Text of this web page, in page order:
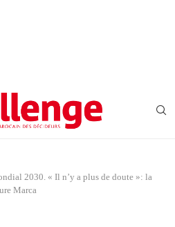
2030. « Il n’y a plus de doute »: la
Marca